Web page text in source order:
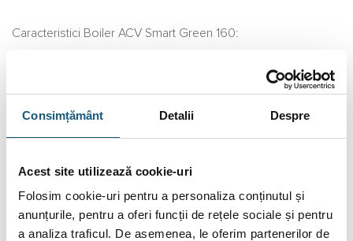
Consimțământ Detalii Despre
Acest site utilizează cookie-uri
Folosim cookie-uri pentru a personaliza conținutul și
anunțurile, pentru a oferi funcții de rețele sociale și pentru
a analiza traficul. De asemenea, le oferim partenerilor de
Caracteristici Boiler ACV Smart Green 160:
Boiler pentru apă caldă menajeră din oţel inoxidabil;
Schimbător de căldura „Tank în Tank”;
Boiler smart termic, electric;Optional
Izolaţie termică din spumă poliuretanică rigidă de 50 mm;
Teaca pentru sonda de temperatură la nivelul serpentinei;
Termostat de comandă;